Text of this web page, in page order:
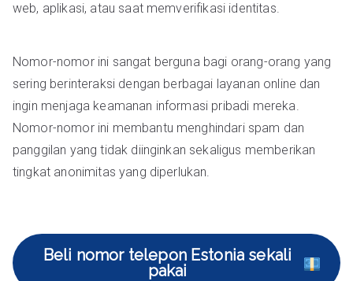
web, aplikasi, atau saat memverifikasi identitas.
Nomor-nomor ini sangat berguna bagi orang-orang yang
sering berinteraksi dengan berbagai layanan online dan
ingin menjaga keamanan informasi pribadi mereka.
Nomor-nomor ini membantu menghindari spam dan
panggilan yang tidak diinginkan sekaligus memberikan
tingkat anonimitas yang diperlukan.
Beli nomor telepon Estonia sekali
pakai